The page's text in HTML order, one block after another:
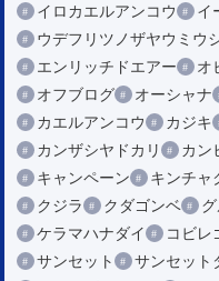
イロカエルアンコウ
イ
ウデフリツノザヤウミウ
エンリッチドエアー
オ
オフブログ
オーシャナ
カエルアンコウ
カジキ
カンザシヤドカリ
カン
キャンペーン
キンチャ
クジラ
クダゴンベ
ケラマハナダイ
コビレ
サンセット
サンセット